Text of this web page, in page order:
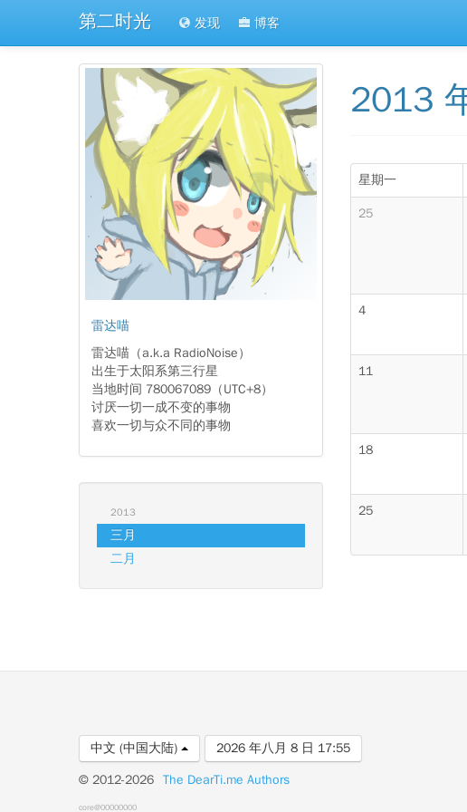
第二时光 发现 博客
雷达喵
雷达喵（a.k.a RadioNoise）
出生于太阳系第三行星
当地时间 780067089（UTC+8）
讨厌一切一成不变的事物
喜欢一切与众不同的事物
2013
三月
二月
2013
星期一
25
4
11
18
25
中文 (中国大陆) 2026 年八月 8 日 17:55
© 2012-2026 The DearTi.me Authors
core@00000000